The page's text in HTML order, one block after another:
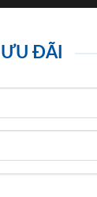
ĐÃI